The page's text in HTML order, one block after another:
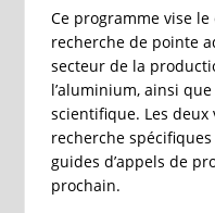
Ce programme vise
recherche de pointe
secteur de la
l’aluminium, ainsi
scientifique. Les
recherche
guides d’appels de
prochain.